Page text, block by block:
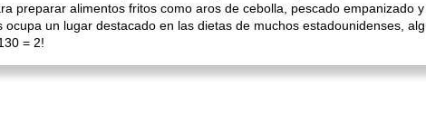
preparar alimentos fritos como aros de cebolla, pescado empanizado
un lugar destacado en las dietas de muchos estadounidenses,
= 2!